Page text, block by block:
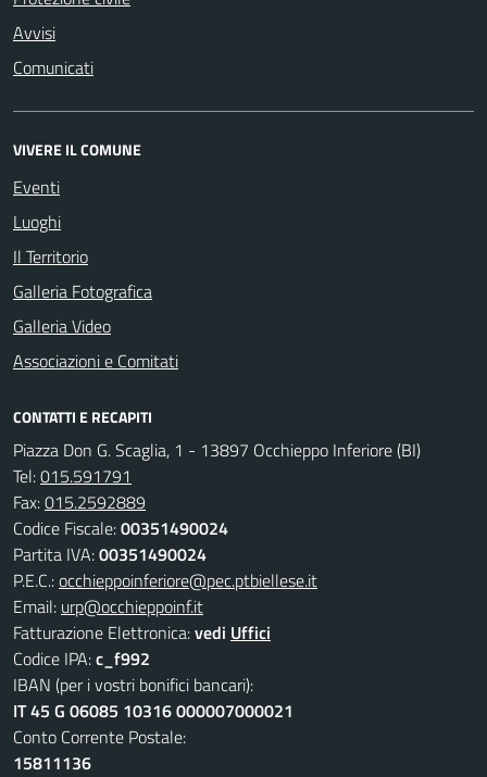
Avvisi
Comunicati
VIVERE IL COMUNE
Eventi
Luoghi
Il Territorio
Galleria Fotografica
Galleria Video
Associazioni e Comitati
CONTATTI E RECAPITI
Piazza Don G. Scaglia, 1 - 13897 Occhieppo Inferiore (BI)
Tel:015.591791
Fax:015.2592889
Codice Fiscale:00351490024
Partita IVA:00351490024
P.E.C.:occhieppoinferiore@pec.ptbiellese.it
Email: urp@occhieppoinf.it
Fatturazione Elettronica:vedi Uffici
Codice IPA:c_f992
IBAN (per i vostri bonifici bancari):
IT 45 G 06085 10316 000007000021
Conto Corrente Postale:
15811136